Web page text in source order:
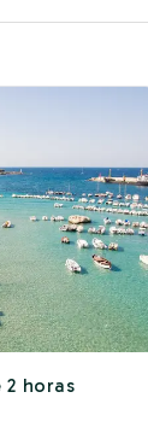
horas